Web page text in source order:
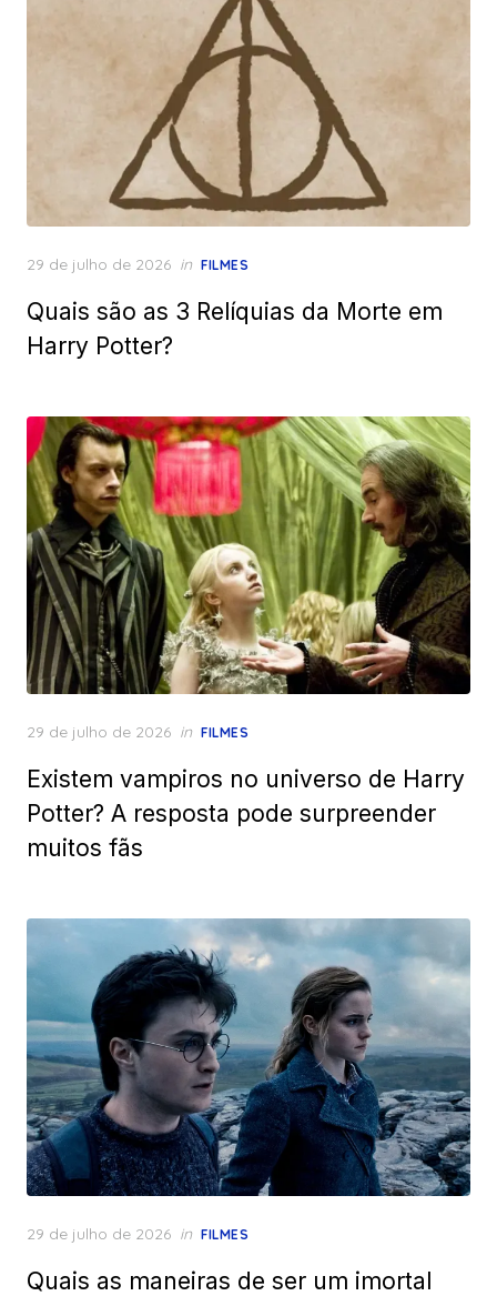
Posted
29 de julho de 2026 in FILMES
Quais são as 3 Relíquias da Morte em
Harry Potter?
Posted
29 de julho de 2026 in FILMES
Existem vampiros no universo de Harry
Potter? A resposta pode surpreender
muitos fãs
Posted
29 de julho de 2026 in FILMES
Quais as maneiras de ser um imortal